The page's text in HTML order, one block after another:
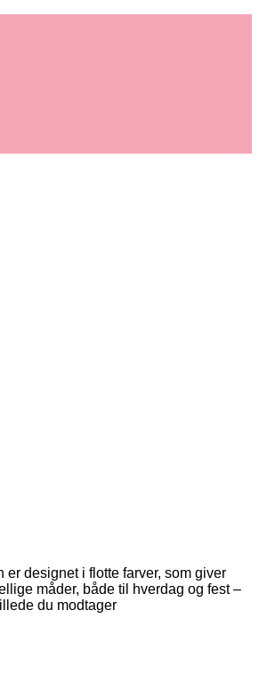
designet i flotte farver, som giver
måder, både til hverdag og fest –
du modtager